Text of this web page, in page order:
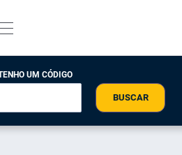
UM CÓDIGO
BUSCAR